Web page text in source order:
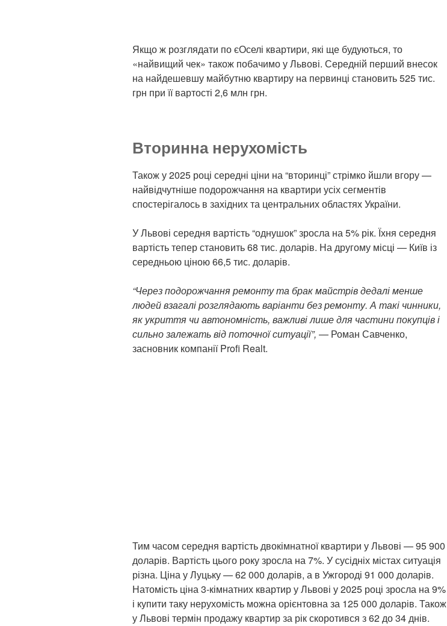
Якщо ж розглядати по єОселі квартири, які ще будуються, то
«найвищий чек» також побачимо у Львові. Середній перший внесок
на найдешевшу майбутню квартиру на первинці становить 525 тис.
грн при її вартості 2,6 млн грн.
Вторинна нерухомість
Також у 2025 році середні ціни на “вторинці” стрімко йшли вгору —
найвідчутніше подорожчання на квартири усіх сегментів
спостерігалось в західних та центральних областях України.
У Львові середня вартість “однушок” зросла на 5% рік. Їхня середня
вартість тепер становить 68 тис. доларів. На другому місці — Київ із
середньою ціною 66,5 тис. доларів.
“Через подорожчання ремонту та брак майстрів дедалі менше
людей взагалі розглядають варіанти без ремонту. А такі чинники,
як укриття чи автономність, важливі лише для частини покупців і
сильно залежать від поточної ситуації”, — Роман Савченко,
засновник компанії Profi Realt.
Тим часом середня вартість двокімнатної квартири у Львові — 95 900
доларів. Вартість цього року зросла на 7%. У сусідніх містах ситуація
різна. Ціна у Луцьку — 62 000 доларів, а в Ужгороді 91 000 доларів.
Натомість ціна 3-кімнатних квартир у Львові у 2025 році зросла на 9%
і купити таку нерухомість можна орієнтовна за 125 000 доларів. Також
у Львові термін продажу квартир за рік скоротився з 62 до 34 днів.